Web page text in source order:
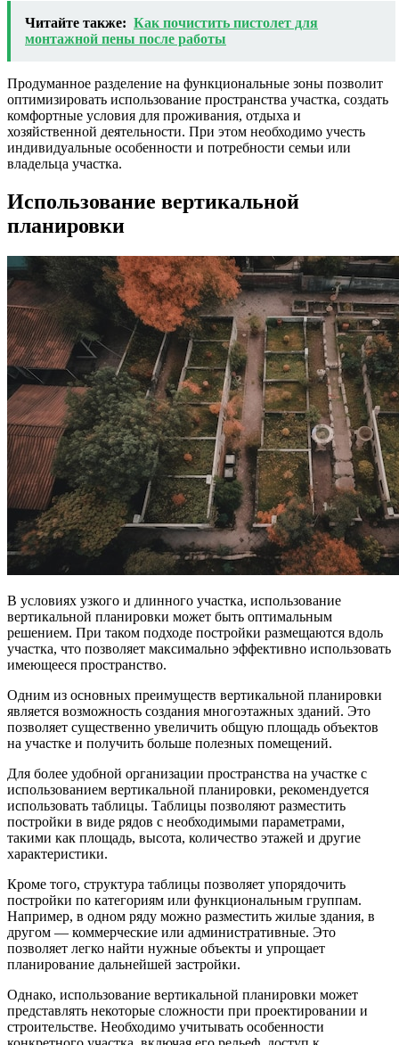
Читайте также: Как почистить пистолет для
монтажной пены после работы
Продуманное разделение на функциональные зоны позволит
оптимизировать использование пространства участка, создать
комфортные условия для проживания, отдыха и
хозяйственной деятельности. При этом необходимо учесть
индивидуальные особенности и потребности семьи или
владельца участка.
Использование вертикальной
планировки
В условиях узкого и длинного участка, использование
вертикальной планировки может быть оптимальным
решением. При таком подходе постройки размещаются вдоль
участка, что позволяет максимально эффективно использовать
имеющееся пространство.
Одним из основных преимуществ вертикальной планировки
является возможность создания многоэтажных зданий. Это
позволяет существенно увеличить общую площадь объектов
на участке и получить больше полезных помещений.
Для более удобной организации пространства на участке с
использованием вертикальной планировки, рекомендуется
использовать таблицы. Таблицы позволяют разместить
постройки в виде рядов с необходимыми параметрами,
такими как площадь, высота, количество этажей и другие
характеристики.
Кроме того, структура таблицы позволяет упорядочить
постройки по категориям или функциональным группам.
Например, в одном ряду можно разместить жилые здания, в
другом — коммерческие или административные. Это
позволяет легко найти нужные объекты и упрощает
планирование дальнейшей застройки.
Однако, использование вертикальной планировки может
представлять некоторые сложности при проектировании и
строительстве. Необходимо учитывать особенности